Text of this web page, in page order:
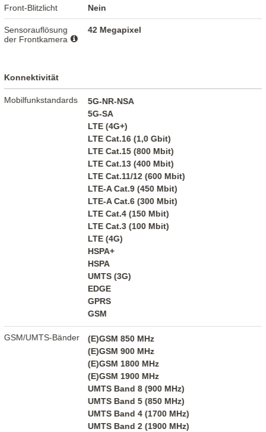
Front-Blitzlicht Nein
Sensorauflösung
der Frontkamera
42 Megapixel
Konnektivität
Mobilfunkstandards
5G-NR-NSA
5G-SA
LTE (4G+)
LTE Cat.16 (1,0 Gbit)
LTE Cat.15 (800 Mbit)
LTE Cat.13 (400 Mbit)
LTE Cat.11/12 (600 Mbit)
LTE-A Cat.9 (450 Mbit)
LTE-A Cat.6 (300 Mbit)
LTE Cat.4 (150 Mbit)
LTE Cat.3 (100 Mbit)
LTE (4G)
HSPA+
HSPA
UMTS (3G)
EDGE
GPRS
GSM
GSM/UMTS-Bänder
(E)GSM 850 MHz
(E)GSM 900 MHz
(E)GSM 1800 MHz
(E)GSM 1900 MHz
UMTS Band 8 (900 MHz)
UMTS Band 5 (850 MHz)
UMTS Band 4 (1700 MHz)
UMTS Band 2 (1900 MHz)